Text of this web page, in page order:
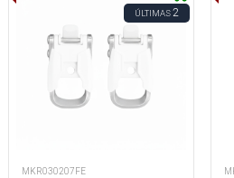
ÚLTIMAS2
MKR030207FE